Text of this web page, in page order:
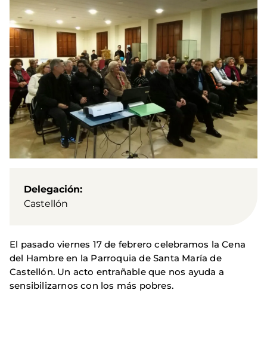
Delegación
Castellón
El pasado viernes 17 de febrero celebramos la Cena
del Hambre en la Parroquia de Santa María de
Castellón. Un acto entrañable que nos ayuda a
sensibilizarnos con los más pobres.